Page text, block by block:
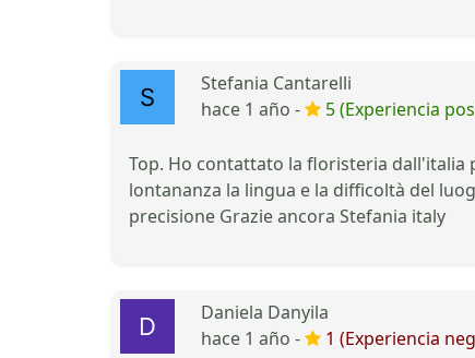
Stefania Cantarelli
hace 1 año -
5 (Experiencia
Top. Ho contattato la floristeria dall'italia
lontananza la lingua e la difficoltà del
precisione Grazie ancora Stefania italy
Daniela Danyila
hace 1 año -
1 (Experiencia